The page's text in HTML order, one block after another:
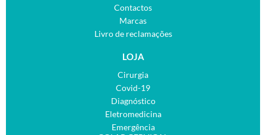
Contactos
Marcas
Livro de reclamações
LOJA
Cirurgia
Covid-19
Diagnóstico
Eletromedicina
Emergência